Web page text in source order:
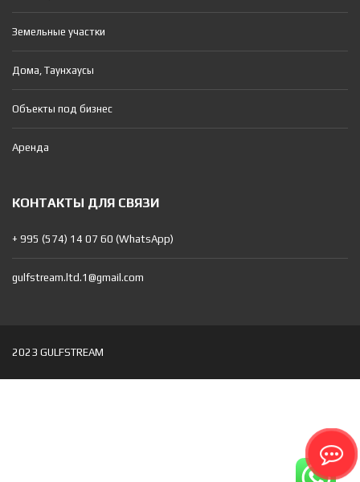
Земельные участки
Дома, Таунхаусы
Объекты под бизнес
Аренда
КОНТАКТЫ ДЛЯ СВЯЗИ
+ 995 (574) 14 07 60 (WhatsApp)
gulfstream.ltd.1@gmail.com
2023 GULFSTREAM